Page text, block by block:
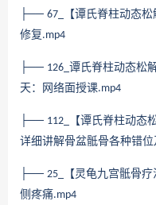
├── 67_ 【谭氏脊柱动态
修复 .mp4
├── 126_ 谭氏脊柱动态松
天：网络面授课.mp4
├── 112_ 【谭氏脊柱动态
详细讲解骨盆骶骨各种错
├── 25_ 【灵龟九宫骶骨
侧疼痛.mp4